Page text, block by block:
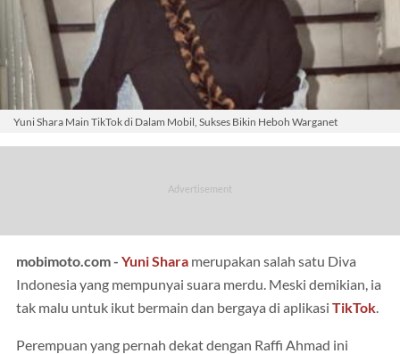
Yuni Shara Main TikTok di Dalam Mobil, Sukses Bikin Heboh Warganet
mobimoto.com - Yuni Shara merupakan salah satu Diva
Indonesia yang mempunyai suara merdu. Meski demikian, ia
tak malu untuk ikut bermain dan bergaya di aplikasi TikTok.
Perempuan yang pernah dekat dengan Raffi Ahmad ini